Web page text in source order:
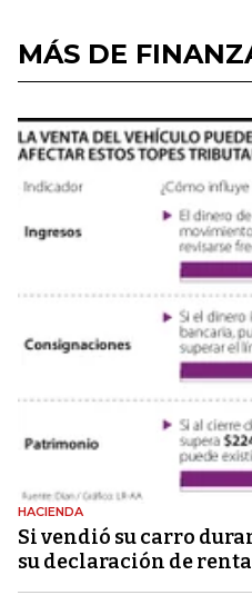
MÁS DE
HACIENDA
Si vendió su carro
su declaración de